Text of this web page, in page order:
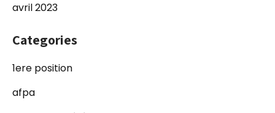
avril 2023
Categories
1ere position
afpa